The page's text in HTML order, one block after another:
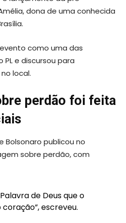
dona de uma conhecida
como uma das
PL e discursou para
local.
perdão foi feita
Bolsonaro publicou no
sobre perdão, com
de Deus que o
escreveu.